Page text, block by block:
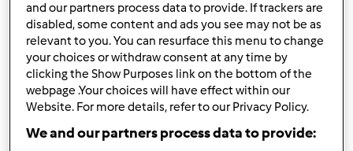
W JAKI SPOSÓB MOŻESZ OTRZYMAĆ
PUNKTY ZA AKTYWNOŚĆ?
Punkty można otrzymać za aktywności, które są
wymienione poniżej. Za każdym razem, gdy otrzymujesz
punkty, są one dodawane to Twojej kariery użytkownika.
Poniżej możesz również sprawdzić które aktywności
and our partners process data to provide. If trackers are
disabled, some content and ads you see may not be as
relevant to you. You can resurface this menu to change
your choices or withdraw consent at any time by
clicking the Show Purposes link on the bottom of the
webpage .Your choices will have effect within our
Website. For more details, refer to our Privacy Policy.
We and our partners process data to provide: